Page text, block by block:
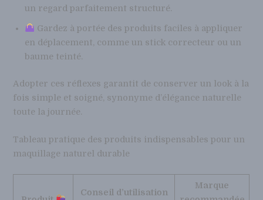
un regard parfaitement structuré.
Gardez à portée des produits faciles à appliquer
en déplacement, comme un stick correcteur ou un
baume teinté.
Adopter ces réflexes garantit de conserver un look à la
fois simple et soigné, synonyme d’élégance naturelle
toute la journée.
Tableau pratique des produits indispensables pour un
maquillage naturel durable
Conseil d’utilisation
Marque